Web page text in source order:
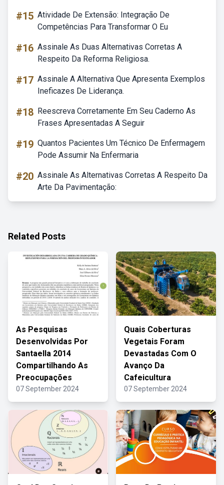
#15 Atividade De Extensão: Integração De
Competências Para Transformar O Eu
#16 Assinale As Duas Alternativas Corretas A
Respeito Da Reforma Religiosa.
#17 Assinale A Alternativa Que Apresenta Exemplos
Ineficazes De Liderança.
#18 Reescreva Corretamente Em Seu Caderno As
Frases Apresentadas A Seguir
#19 Quantos Pacientes Um Técnico De Enfermagem
Pode Assumir Na Enfermaria
#20 Assinale As Alternativas Corretas A Respeito Da
Arte Da Pavimentação:
Related Posts
As Pesquisas
Desenvolvidas Por
Santaella 2014
Compartilhando As
Preocupações
07 September 2024
Quais Coberturas
Vegetais Foram
Devastadas Com O
Avanço Da
Cafeicultura
07 September 2024